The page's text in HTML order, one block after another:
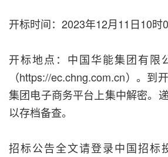
开标时间：2023年12月11日10时
开标地点：中国华能集团有限
（https://ec.chng.com.cn）。到
集团电子商务平台上集中解密。
以存档备查。
招标公告全文请登录中国招标